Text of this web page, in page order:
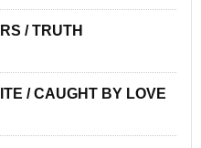
/ TRUTH
/ CAUGHT BY LOVE